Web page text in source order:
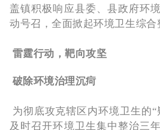
盖镇积极响应县委、县政府环
动号召，全面掀起环境卫生综合
雷霆行动，靶向攻坚
破除环境治理沉疴
为彻底攻克辖区内环境卫生的
及时召开环境卫生集中整治三